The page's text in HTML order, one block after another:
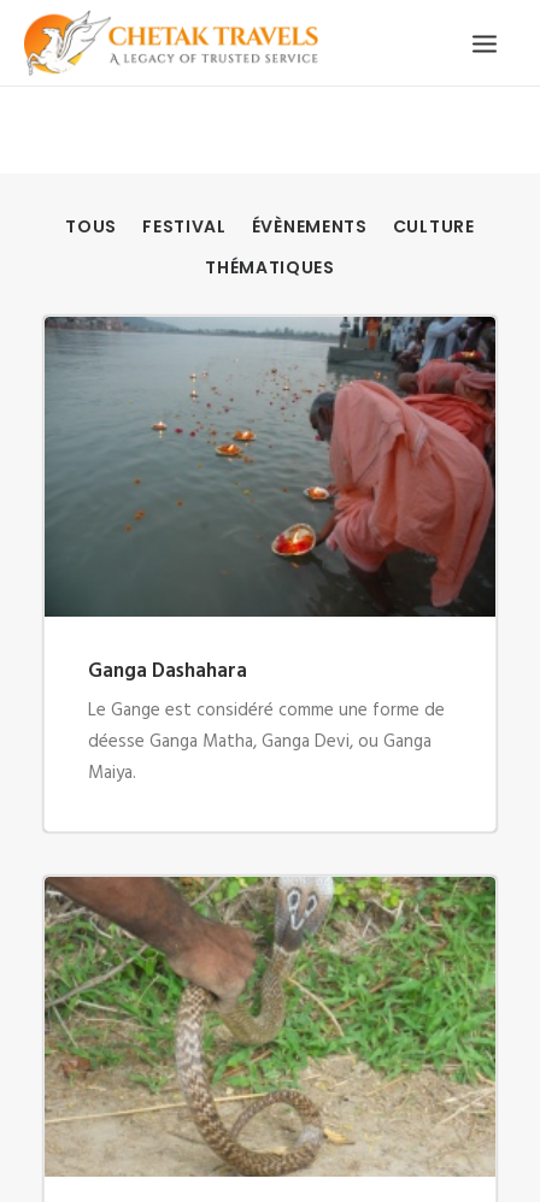
CONTACTTOUS FESTIVAL ÉVÈNEMENTS
CULTURE
THÉMATIQUES
Ganga Dashahara
Le Gange est considéré comme une forme de
déesse Ganga Matha, Ganga Devi, ou Ganga
Maiya.